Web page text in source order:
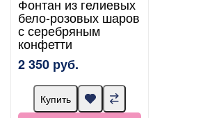
Фонтан из гелиевых
бело-розовых шаров
с серебряным
конфетти
2 350 руб.
Купить